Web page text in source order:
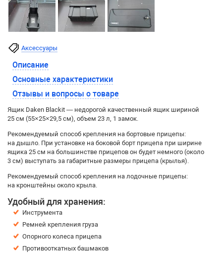
Аксессуары
Описание
Основные характеристики
Отзывы и вопросы о товаре
Ящик Daken Blackit — недорогой качественный ящик шириной
25 см (55×25×29,5 см), объем 23 л, 1 замок.
Рекомендуемый способ крепления на бортовые прицепы:
на дышло. При установке на боковой борт прицепа при ширине
ящика 25 см на большинстве прицепов он будет немного (около
3 см) выступать за габаритные размеры прицепа (крылья).
Рекомендуемый способ крепления на лодочные прицепы:
на кронштейны около крыла.
Удобный для хранения:
Инструмента
Ремней крепления груза
Опорного колеса прицепа
Противооткатных башмаков